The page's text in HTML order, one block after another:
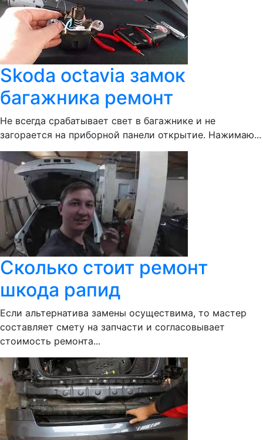
Skoda octavia замок
багажника ремонт
Не всегда срабатывает свет в багажнике и не
загорается на приборной панели открытие. Нажимаю...
Сколько стоит ремонт
шкода рапид
Если альтернатива замены осуществима, то мастер
составляет смету на запчасти и согласовывает
стоимость ремонта...